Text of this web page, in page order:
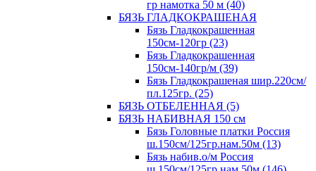
гр намотка 50 м (40)
БЯЗЬ ГЛАДКОКРАШЕНАЯ
Бязь Гладкокрашенная
150см-120гр (23)
Бязь Гладкокрашенная
150см-140гр/м (39)
Бязь Гладкокрашеная шир.220см/
пл.125гр. (25)
БЯЗЬ ОТБЕЛЕННАЯ (5)
БЯЗЬ НАБИВНАЯ 150 см
Бязь Головные платки Россия
ш.150см/125гр.нам.50м (13)
Бязь набив.о/м Россия